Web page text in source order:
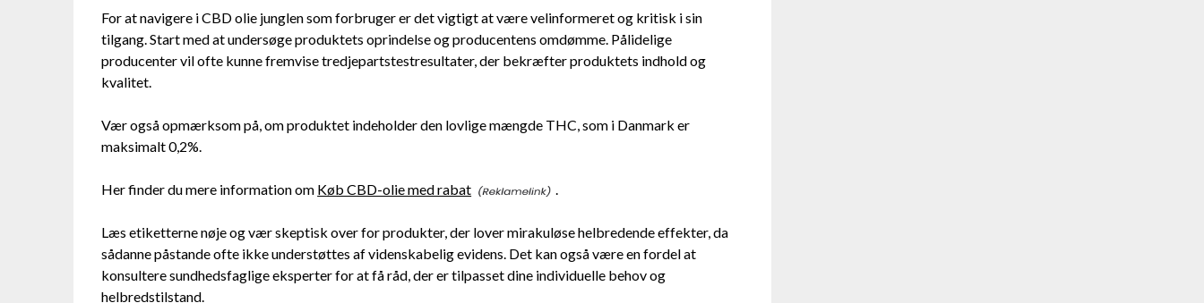
For at navigere i CBD olie junglen som forbruger er det vigtigt at være velinformeret og kritisk i sin
tilgang. Start med at undersøge produktets oprindelse og producentens omdømme. Pålidelige
producenter vil ofte kunne fremvise tredjepartstestresultater, der bekræfter produktets indhold og
kvalitet.
Vær også opmærksom på, om produktet indeholder den lovlige mængde THC, som i Danmark er
maksimalt 0,2%.
Her finder du mere information om Køb CBD-olie med rabat .
Læs etiketterne nøje og vær skeptisk over for produkter, der lover mirakuløse helbredende effekter, da
sådanne påstande ofte ikke understøttes af videnskabelig evidens. Det kan også være en fordel at
konsultere sundhedsfaglige eksperter for at få råd, der er tilpasset dine individuelle behov og
helbredstilstand.